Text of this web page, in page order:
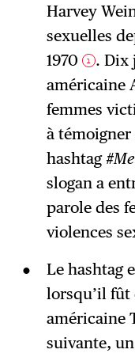
Harvey
sexuelles
1970
1 . Dix
américaine
femmes
à
hashtag
slogan a
parole des
violences
Le hashtag
lorsqu’il
américaine
suivante,